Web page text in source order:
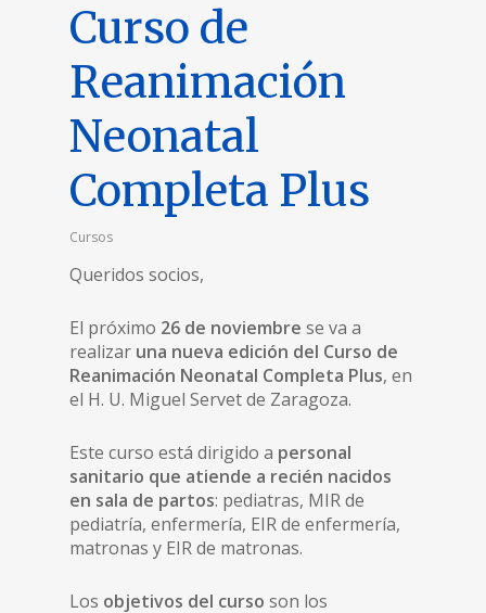
Curso de
Reanimación
Neonatal
Completa Plus
Cursos
Queridos socios,
El próximo 26 de noviembre se va a
realizar una nueva edición del Curso de
Reanimación Neonatal Completa Plus, en
el H. U. Miguel Servet de Zaragoza.
Este curso está dirigido a personal
sanitario que atiende a recién nacidos
en sala de partos: pediatras, MIR de
pediatría, enfermería, EIR de enfermería,
matronas y EIR de matronas.
Los objetivos del curso son los